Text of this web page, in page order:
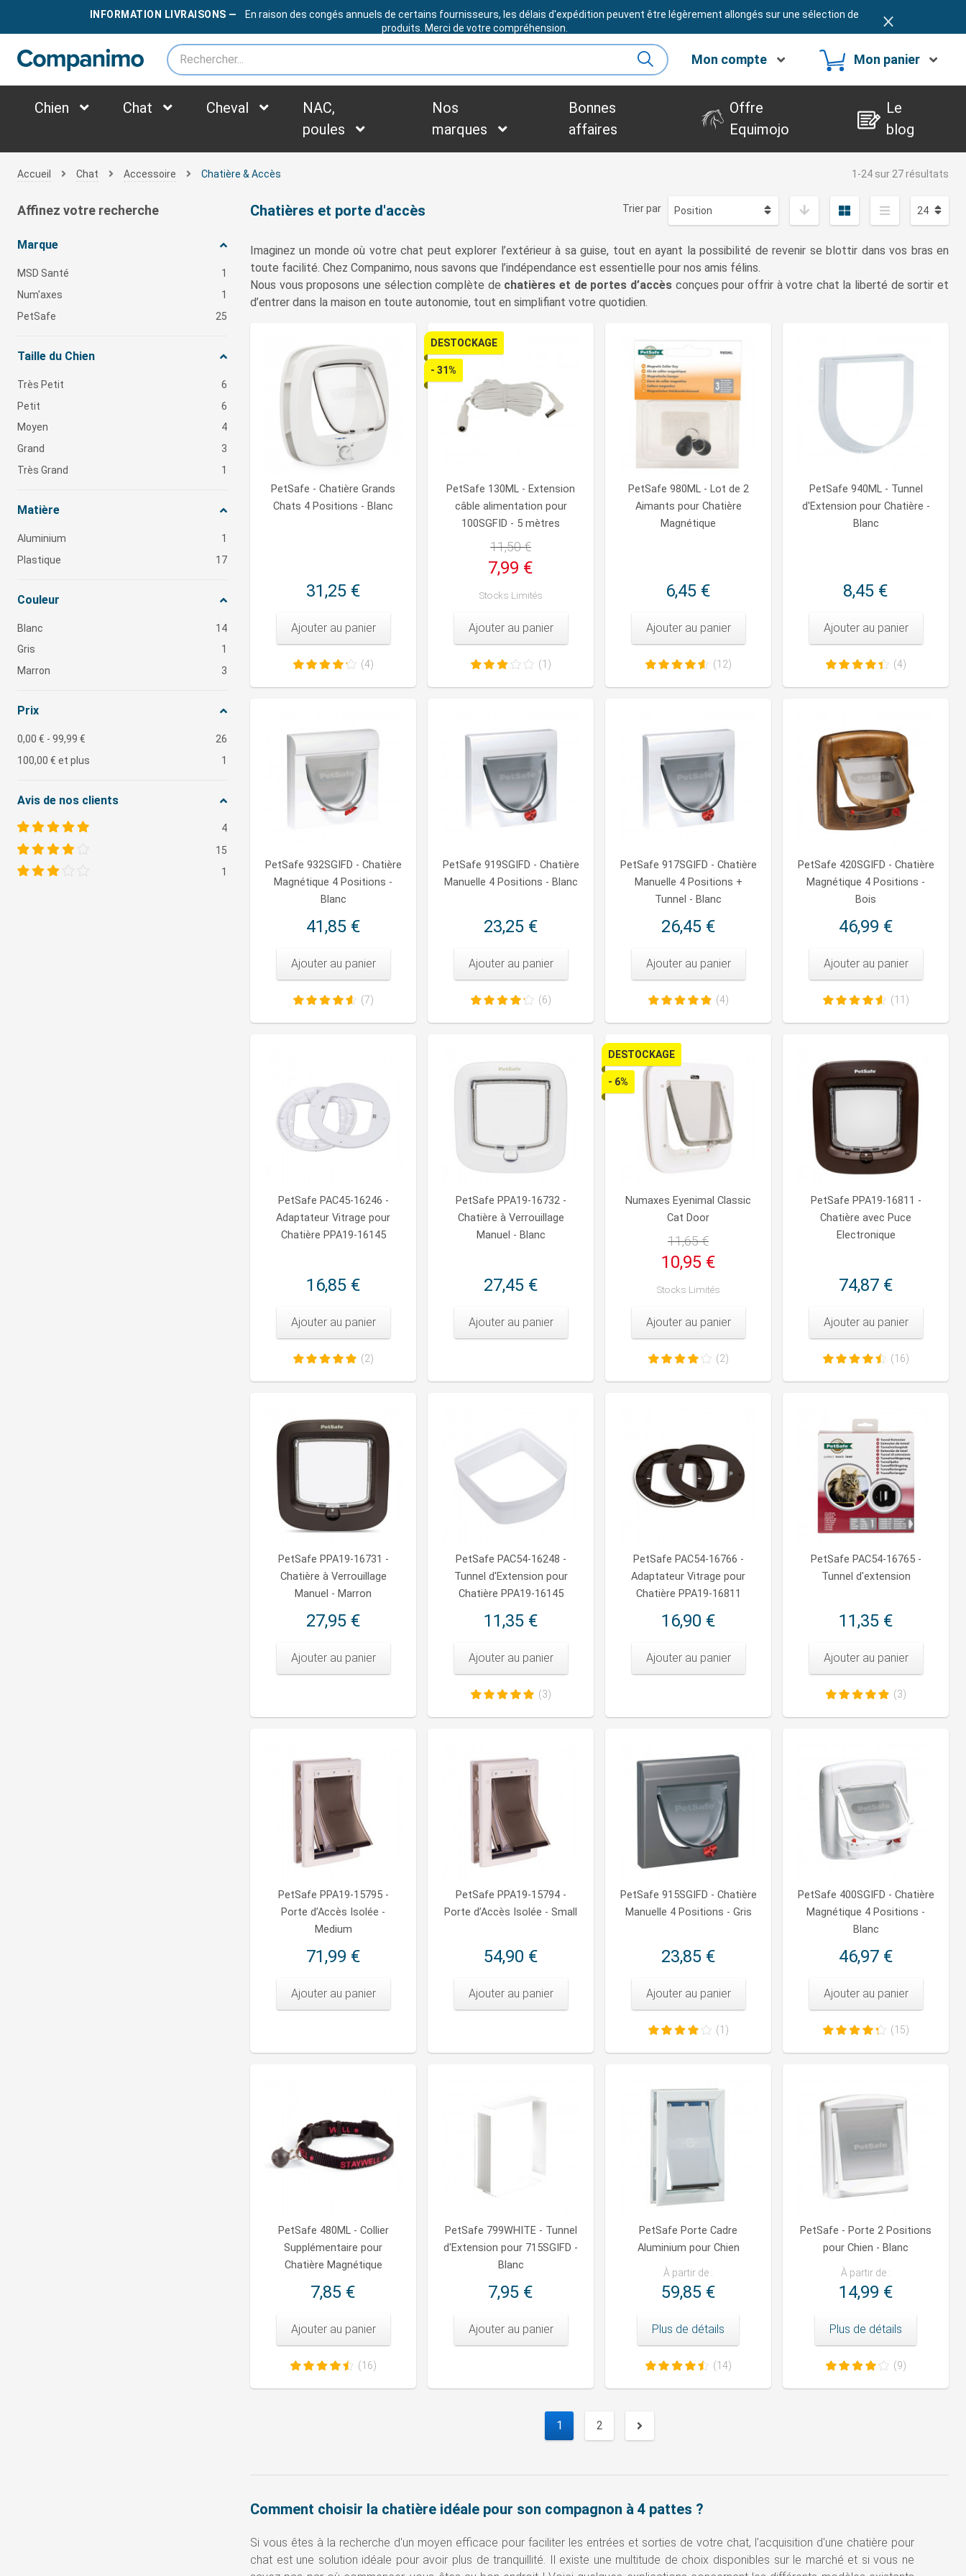
LIVRAISON OFFERTEDÈS79€ BESOIN D'ASSISTANCE ?
INFORMATION LIVRAISONS —
En raison des congés annuels de certains fournisseurs, les délais d'expédition peuvent être légèrement allongés sur une sélection de
produits. Merci de votre compréhension.
Mon compte Mon panier
Chien Chat Cheval
NAC,
poules
Nos
marques
Bonnes
affaires
Offre
Equimojo
Le
blog
Accueil Chat Accessoire Chatière & Accès 1-24 sur 27 résultats
Affinez votre recherche
Marque
MSD Santé
1
Num'axes
1
PetSafe
25
Taille du Chien
Très Petit
6
Petit
6
Moyen
4
Grand
3
Très Grand
1
Matière
Aluminium
1
Plastique
17
Couleur
Blanc
14
Gris
1
Marron
3
Prix
0,00 € - 99,99 €
26
100,00 € et plus 1
Avis de nos clients
4
15
1
Trier par
Chatières et porte d'accès
Imaginez un monde où votre chat peut explorer l’extérieur à sa guise, tout en ayant la possibilité de revenir se blottir dans vos bras en
toute facilité. Chez Companimo, nous savons que l’indépendance est essentielle pour nos amis félins.
Nous vous proposons une sélection complète de chatières et de portes d’accès conçues pour offrir à votre chat la liberté de sortir et
d’entrer dans la maison en toute autonomie, tout en simplifiant votre quotidien.
PetSafe - Chatière Grands
Chats 4 Positions - Blanc
31,25 €
Ajouter au panier
(4)
DESTOCKAGE
- 31%
PetSafe 130ML - Extension
câble alimentation pour
100SGFID - 5 mètres
11,50 €
7,99 €
Stocks Limités
Ajouter au panier
(1)
PetSafe 980ML - Lot de 2
Aimants pour Chatière
Magnétique
6,45 €
Ajouter au panier
(12)
PetSafe 940ML - Tunnel
d'Extension pour Chatière -
Blanc
8,45 €
Ajouter au panier
(4)
PetSafe 932SGIFD - Chatière
Magnétique 4 Positions -
Blanc
41,85 €
Ajouter au panier
(7)
PetSafe 919SGIFD - Chatière
Manuelle 4 Positions - Blanc
23,25 €
Ajouter au panier
(6)
PetSafe 917SGIFD - Chatière
Manuelle 4 Positions +
Tunnel - Blanc
26,45 €
Ajouter au panier
(4)
PetSafe 420SGIFD - Chatière
Magnétique 4 Positions -
Bois
46,99 €
Ajouter au panier
(11)
PetSafe PAC45-16246 -
Adaptateur Vitrage pour
Chatière PPA19-16145
16,85 €
Ajouter au panier
(2)
PetSafe PPA19-16732 -
Chatière à Verrouillage
Manuel - Blanc
27,45 €
Ajouter au panier
DESTOCKAGE
- 6%
Numaxes Eyenimal Classic
Cat Door
11,65 €
10,95 €
Stocks Limités
Ajouter au panier
(2)
PetSafe PPA19-16811 -
Chatière avec Puce
Electronique
74,87 €
Ajouter au panier
(16)
PetSafe PPA19-16731 -
Chatière à Verrouillage
Manuel - Marron
27,95 €
Ajouter au panier
PetSafe PAC54-16248 -
Tunnel d'Extension pour
Chatière PPA19-16145
11,35 €
Ajouter au panier
(3)
PetSafe PAC54-16766 -
Adaptateur Vitrage pour
Chatière PPA19-16811
16,90 €
Ajouter au panier
PetSafe PAC54-16765 -
Tunnel d'extension
11,35 €
Ajouter au panier
(3)
PetSafe PPA19-15795 -
Porte d’Accès Isolée -
Medium
71,99 €
Ajouter au panier
PetSafe PPA19-15794 -
Porte d’Accès Isolée - Small
54,90 €
Ajouter au panier
PetSafe 915SGIFD - Chatière
Manuelle 4 Positions - Gris
23,85 €
Ajouter au panier
(1)
PetSafe 400SGIFD - Chatière
Magnétique 4 Positions -
Blanc
46,97 €
Ajouter au panier
(15)
PetSafe 480ML - Collier
Supplémentaire pour
Chatière Magnétique
7,85 €
Ajouter au panier
(16)
PetSafe 799WHITE - Tunnel
d'Extension pour 715SGIFD -
Blanc
7,95 €
Ajouter au panier
PetSafe Porte Cadre
Aluminium pour Chien
À partir de :
59,85 €
Plus de détails
(14)
PetSafe - Porte 2 Positions
pour Chien - Blanc
À partir de :
14,99 €
Plus de détails
(9)
1 2
Comment choisir la chatière idéale pour son compagnon à 4 pattes ?
Si vous êtes à la recherche d'un moyen efficace pour faciliter les entrées et sorties de votre chat, l'acquisition d'une chatière pour
chat est une solution idéale pour avoir plus de tranquillité. Il existe une multitude de choix disponibles sur le marché et si vous ne